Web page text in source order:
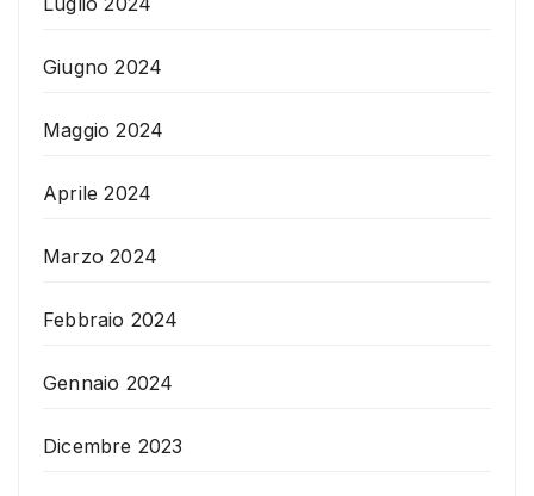
Giugno 2024
Maggio 2024
Aprile 2024
Marzo 2024
Febbraio 2024
Gennaio 2024
Dicembre 2023